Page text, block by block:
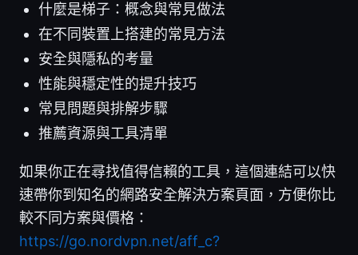
什麼是梯子：概念與常見做法
在不同裝置上搭建的常見方法
安全與隱私的考量
性能與穩定性的提升技巧
常見問題與排解步驟
推薦資源與工具清單
如果你正在尋找值得信賴的工具，這個連結可以快
速帶你到知名的網路安全解決方案頁面，方便你比
較不同方案與價格：
https://go.nordvpn.net/aff_c?